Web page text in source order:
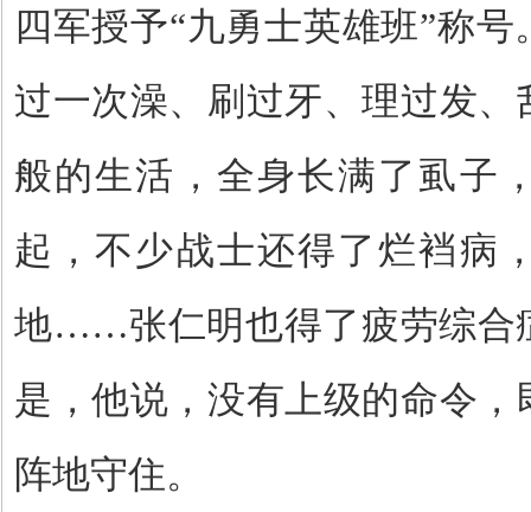
四军授予“九勇士英雄班”称
过一次澡、刷过牙、理过发
般的生活，全身长满了虱子
起，不少战士还得了烂裆病
地……张仁明也得了疲劳综合
是，他说，没有上级的命令
阵地守住。